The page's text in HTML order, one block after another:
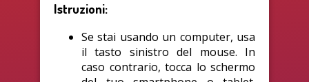
Istruzioni:
Se stai usando un computer, usa
il tasto sinistro del mouse. In
caso contrario, tocca lo schermo